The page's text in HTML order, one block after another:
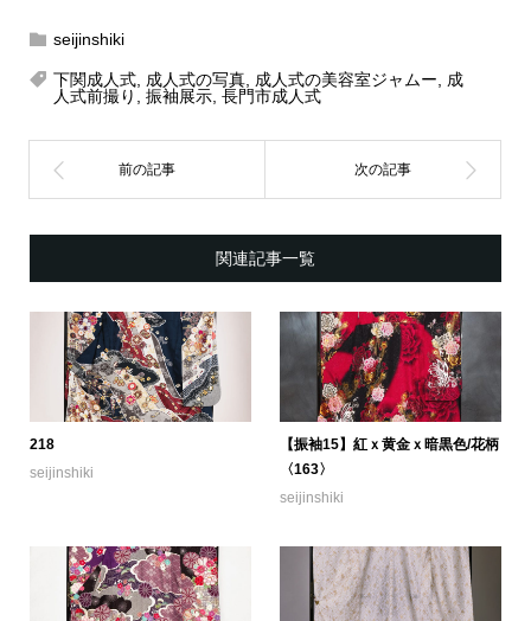
seijinshiki
下関成人式, 成人式の写真, 成人式の美容室ジャムー, 成
人式前撮り , 振袖展示, 長門市成人式
関連記事一覧
218
seijinshiki
【振袖15】紅ｘ黄金ｘ暗黒色/花柄
〈163〉
seijinshiki